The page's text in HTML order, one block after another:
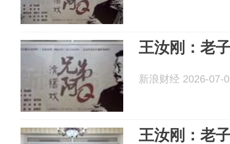
王汝刚：老
新浪财经 2026-07-
王汝刚：老